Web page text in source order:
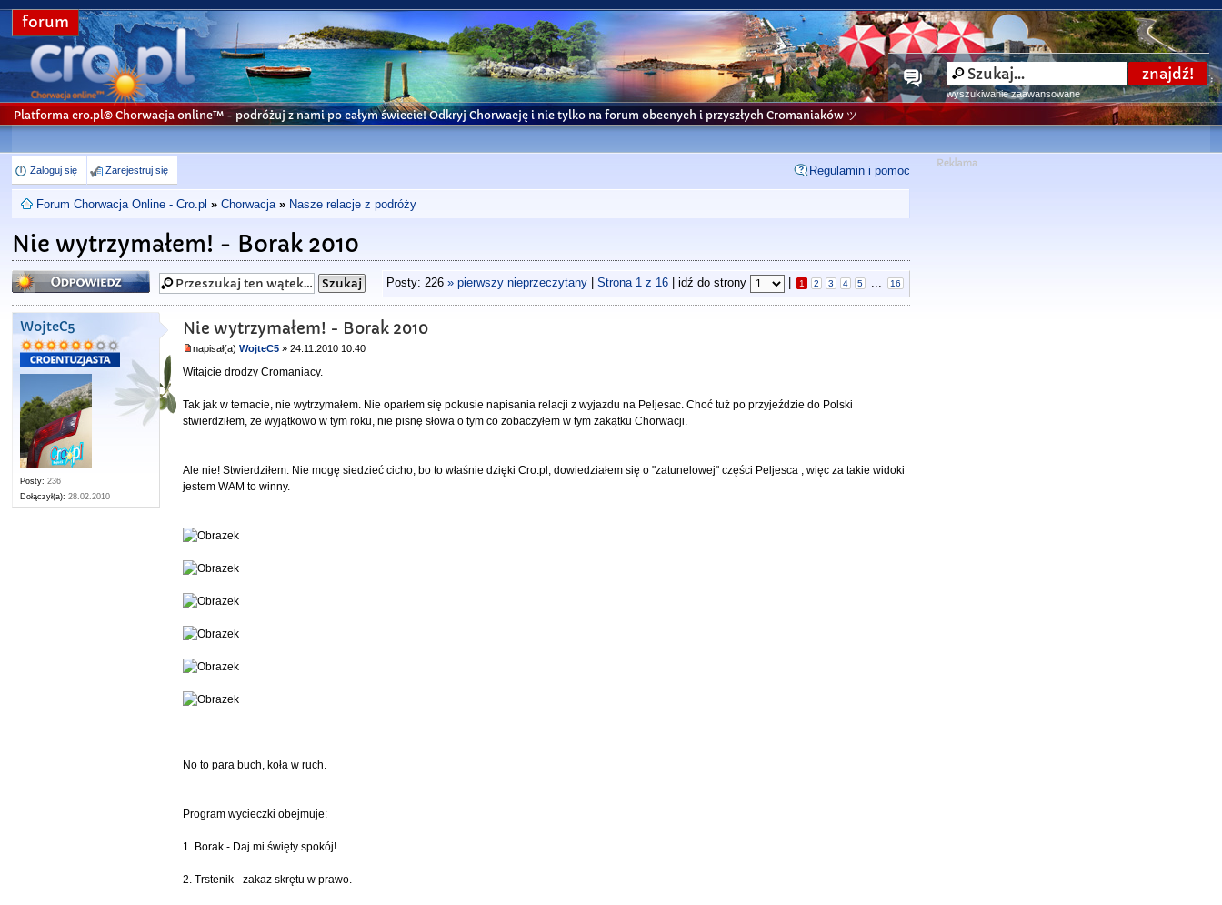
forum
wyszukiwanie zaawansowane
Platforma cro.pl© Chorwacja online™ - podróżuj z nami po całym świecie! Odkryj Chorwację i nie tylko na forum obecnych i przyszłych Cromaniaków ツ
Zaloguj się Zarejestruj się Regulamin i pomoc
Forum Chorwacja Online - Cro.pl » Chorwacja » Nasze relacje z podróży
Nie wytrzymałem! - Borak 2010
Odpowiedz Posty: 226 » pierwszy nieprzeczytany| Strona 1z 16| idź do strony 1 2 3 4 5 ... 16
WojteC5
Posty: 236
Dołączył(a): 28.02.2010
Nie wytrzymałem! - Borak 2010
napisał(a)WojteC5 » 24.11.2010 10:40
Witajcie drodzy Cromaniacy.
Tak jak w temacie, nie wytrzymałem. Nie oparłem się pokusie napisania relacji z wyjazdu na Peljesac. Choć tuż po przyjeździe do Polski
stwierdziłem, że wyjątkowo w tym roku, nie pisnę słowa o tym co zobaczyłem w tym zakątku Chorwacji.
Ale nie! Stwierdziłem. Nie mogę siedzieć cicho, bo to właśnie dzięki Cro.pl, dowiedziałem się o "zatunelowej" części Peljesca , więc za takie widoki
jestem WAM to winny.
No to para buch, koła w ruch.
Program wycieczki obejmuje:
1. Borak - Daj mi święty spokój!
2. Trstenik - zakaz skrętu w prawo.